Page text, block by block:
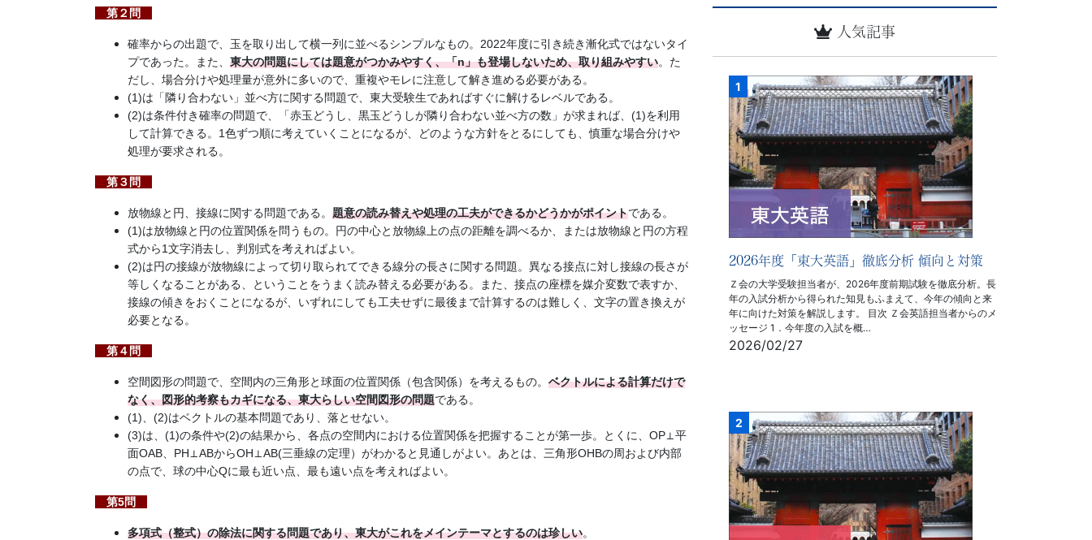
第２問
確率からの出題で、玉を取り出して横一列に並べるシンプルなもの。2022年度に引き続き漸化式ではないタイ
プであった。また、 東大の問題にしては題意がつかみやすく、「n」も登場しないため、取り組みやすい。た
だし、場合分けや処理量が意外に多いので、重複やモレに注意して解き進める必要がある。
(1)は「隣り合わない」並べ方に関する問題で、東大受験生であればすぐに解けるレベルである。
(2)は条件付き確率の問題で、「赤玉どうし、黒玉どうしが隣り合わない並べ方の数」が求まれば、(1)を利用
して計算できる。1色ずつ順に考えていくことになるが、どのような方針をとるにしても、慎重な場合分けや
処理が要求される。
第３問
放物線と円、接線に関する問題である 。 題意の読み替えや処理の工夫ができるかどうかがポイントである。
(1)は放物線と円の位置関係を問うもの。円の中心と放物線上の点の距離を調べるか、または放物線と円の方程
式から1文字消去し、判別式を考えればよい。
(2)は円の接線が放物線によって切り取られてできる線分の長さに関する問題。異なる接点に対し接線の長さが
等しくなることがある、ということをうまく読み替える必要がある。また、接点の座標を媒介変数で表すか、
接線の傾きをおくことになるが、いずれにしても工夫せずに最後まで計算するのは難しく、文字の置き換えが
必要となる。
第４問
空間図形の問題で、空間内の三角形と球面の位置関係（包含関係）を考えるもの。 ベクトルによる計算だけで
なく、図形的考察もカギになる、東大らしい空間図形の問題である。
(1)、(2)はベクトルの基本問題であり、落とせない。
(3)は、(1)の条件や(2)の結果から、各点の空間内における位置関係を把握することが第一歩。とくに、OP⊥平
面OAB、PH⊥ABからOH⊥AB(三垂線の定理）がわかると見通しがよい。あとは、三角形OHBの周および内部
の点で、球の中心Qに最も近い点、最も遠い点を考えればよい。
第5問
多項式（整式）の除法に関する問題であり、東大がこれをメインテーマとするのは珍しい。
人気記事
2026年度「東大英語」徹底分析 傾向と対策
Ｚ会の大学受験担当者が、2026年度前期試験を徹底分析。長
年の入試分析から得られた知見もふまえて、今年の傾向と来
年に向けた対策を解説します。 目次 Ｚ会英語担当者からのメ
ッセージ 1．今年度の入試を概…
2026/02/27